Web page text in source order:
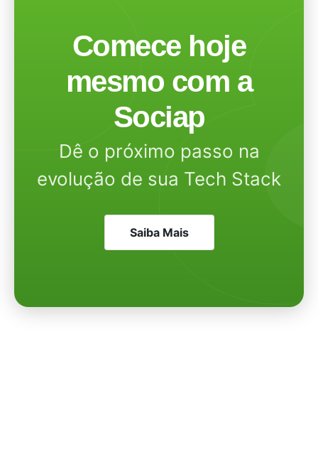
Comece hoje
mesmo com a
Sociap
Dê o próximo passo na
evolução de sua Tech Stack
Saiba Mais